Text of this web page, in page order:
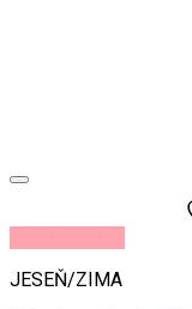
JESEŇ/ZIMA